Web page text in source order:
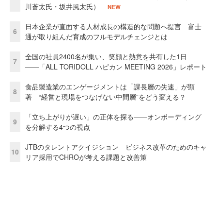
川蒼太氏・坂井風太氏）
NEW
6
日本企業が直面する人材成長の構造的な問題へ提言 富士
通が取り組んだ育成のフルモデルチェンジとは
7
全国の社員2400名が集い、笑顔と熱意を共有した1日
――「ALL TORIDOLL ハピカン MEETING 2026」レポート
8
食品製造業のエンゲージメントは「課長層の失速」が顕
著 “経営と現場をつなげない中間層”をどう変える？
9
「立ち上がりが遅い」の正体を探る——オンボーディング
を分解する4つの視点
10
JTBのタレントアクイジション ビジネス改革のためのキャ
リア採用でCHROが考える課題と改善策